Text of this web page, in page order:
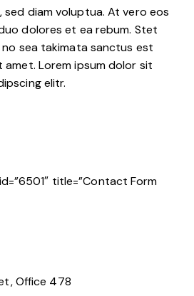
sed diam voluptua. At vero eos
dolores et ea rebum. Stet
sea takimata sanctus est
amet. Lorem ipsum dolor sit
elitr.
title=”Contact Form
Office 478